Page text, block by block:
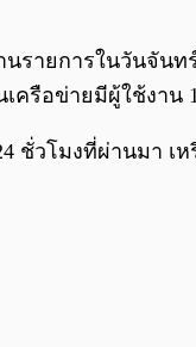
ายการในวันจันท
ครือข่ายมีผู้ใช้งาน
ชั่วโมงที่ผ่านมา